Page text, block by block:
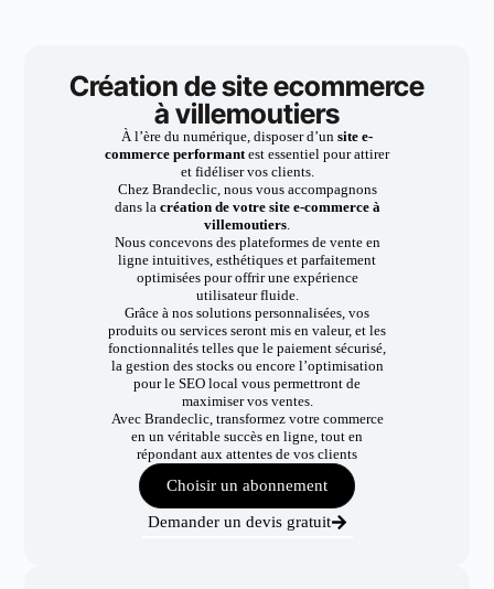
Création de site ecommerce
à villemoutiers
À l’ère du numérique, disposer d’un site e-
commerce performantest essentiel pour attirer
et fidéliser vos clients.
Chez Brandeclic, nous vous accompagnons
dans la création de votre site e-commerce à
villemoutiers.
Nous concevons des plateformes de vente en
ligne intuitives, esthétiques et parfaitement
optimisées pour offrir une expérience
utilisateur fluide.
Grâce à nos solutions personnalisées, vos
produits ou services seront mis en valeur, et les
fonctionnalités telles que le paiement sécurisé,
la gestion des stocks ou encore l’optimisation
pour le SEO local vous permettront de
maximiser vos ventes.
Avec Brandeclic, transformez votre commerce
en un véritable succès en ligne, tout en
répondant aux attentes de vos clients
Choisir un abonnement
Demander un devis gratuit